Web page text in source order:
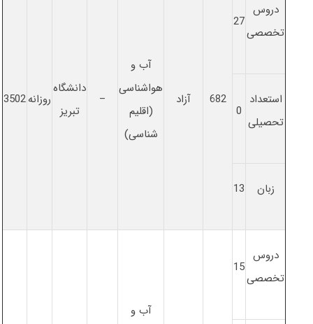
دروس
تخصصی
27
682 آزاد
آب و
هواشناسی
(اقلیم
شناسی)
–
دانشگاه
تبریز
روزانه3502
استعداد
تحصیلی
0
زبان 13
دروس
تخصصی
15
آب و